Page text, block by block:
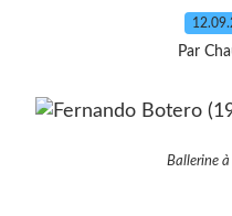
Par
Ballerine